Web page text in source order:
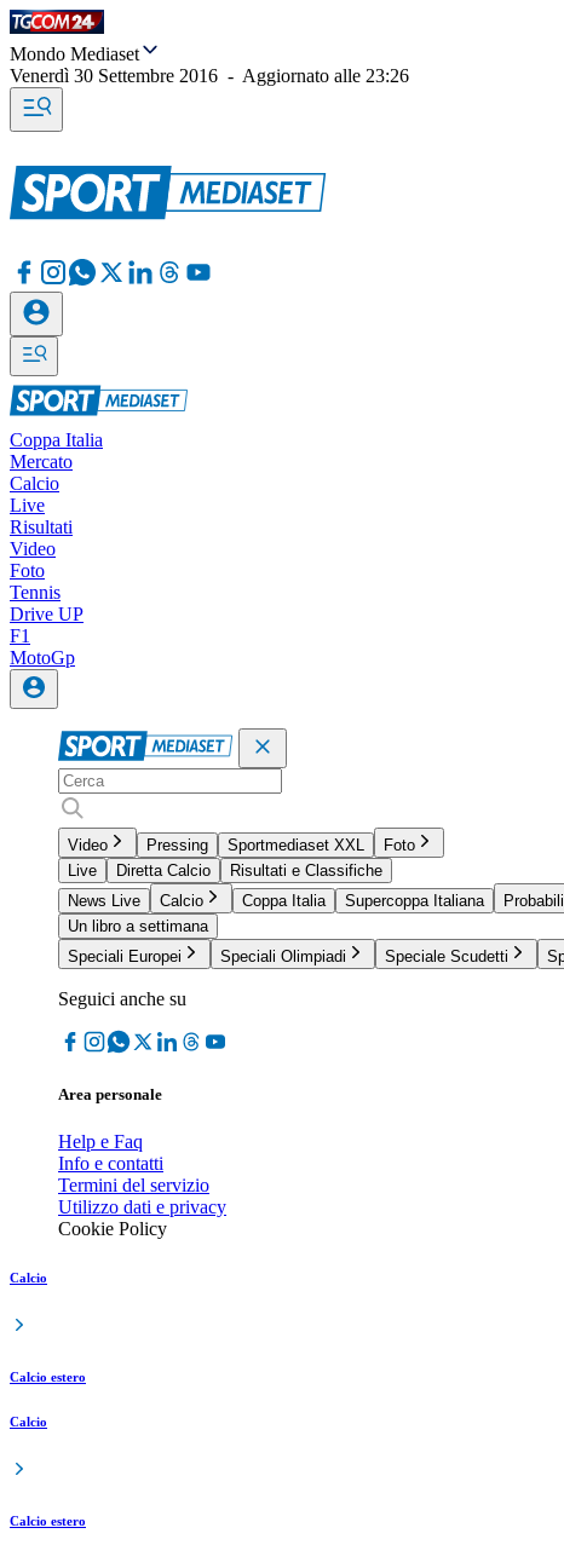
Mondo Mediaset
Venerdì 30 Settembre 2016 - Aggiornato alle 23:26
Coppa Italia
Mercato
Calcio
Live
Risultati
Video
Foto
Tennis
Drive UP
F1
MotoGp
Video Pressing Sportmediaset XXL
Foto
Live
Diretta Calcio
Risultati e Classifiche
News Live
Calcio Coppa Italia Supercoppa Italiana
Un libro a settimana
Speciali Europei
Speciali Olimpiadi Speciale Scudetti
Seguici anche su
Area personale
Help e Faq
Info e contatti
Termini del servizio
Utilizzo dati e privacy
Cookie Policy
Calcio
Calcio estero
Calcio
Calcio estero